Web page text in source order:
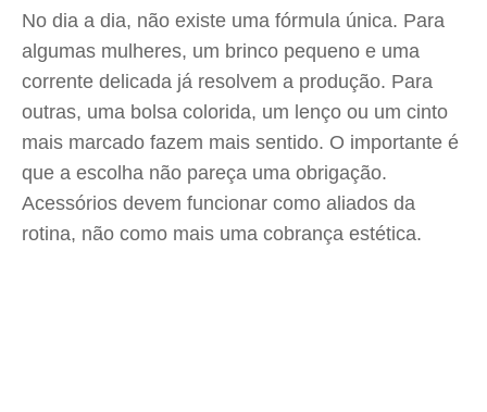
No dia a dia, não existe uma fórmula única. Para
algumas mulheres, um brinco pequeno e uma
corrente delicada já resolvem a produção. Para
outras, uma bolsa colorida, um lenço ou um cinto
mais marcado fazem mais sentido. O importante é
que a escolha não pareça uma obrigação.
Acessórios devem funcionar como aliados da
rotina, não como mais uma cobrança estética.